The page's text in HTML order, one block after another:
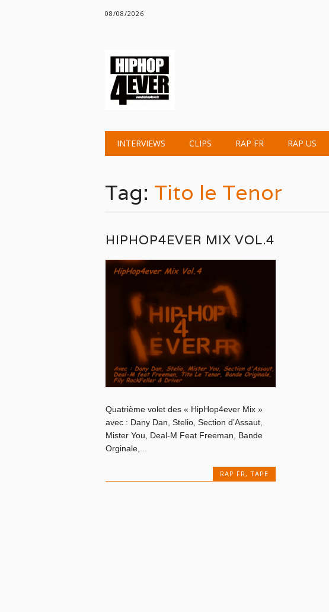
08/08/2026
Main menu
INTERVIEWS CLIPS RAP FR RAP US
Tag: Tito le Tenor
HIPHOP4EVER MIX VOL.4
Quatrième volet des « HipHop4ever Mix »
avec : Dany Dan, Stelio, Section d’Assaut,
Mister You, Deal-M Feat Freeman, Bande
Orginale,...
RAP FR, TAPE